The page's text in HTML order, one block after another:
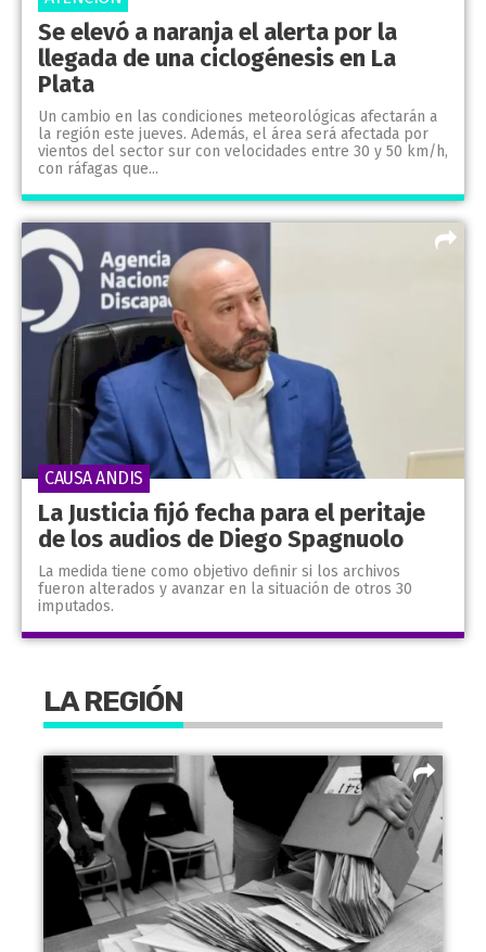
Se elevó a naranja el alerta por la
llegada de una ciclogénesis en La
Plata
Un cambio en las condiciones meteorológicas afectarán a
la región este jueves. Además, el área será afectada por
vientos del sector sur con velocidades entre 30 y 50 km/h,
con ráfagas que...
La Justicia fijó fecha para el peritaje
de los audios de Diego Spagnuolo
La medida tiene como objetivo definir si los archivos
fueron alterados y avanzar en la situación de otros 30
imputados.
CAUSA ANDIS
LA REGIÓN